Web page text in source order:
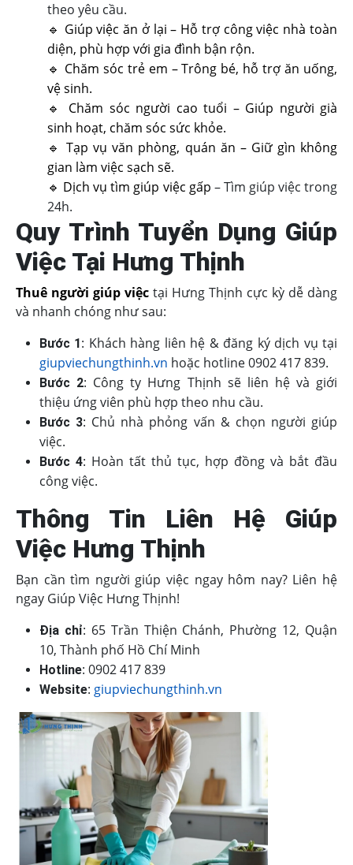
theo yêu cầu.
🔹 Giúp việc ăn ở lại – Hỗ trợ công việc nhà toàn
diện, phù hợp với gia đình bận rộn.
🔹 Chăm sóc trẻ em – Trông bé, hỗ trợ ăn uống,
vệ sinh.
🔹 Chăm sóc người cao tuổi – Giúp người già
sinh hoạt, chăm sóc sức khỏe.
🔹Tạp vụ văn phòng, quán ăn – Giữ gìn không
gian làm việc sạch sẽ.
🔹 Dịch vụ tìm giúp việc gấp – Tìm giúp việc trong
24h.
Quy Trình Tuyển Dụng Giúp
Việc Tại Hưng Thịnh
Thuê người giúp việc tại Hưng Thịnh cực kỳ dễ dàng
và nhanh chóng như sau:
Bước 1: Khách hàng liên hệ & đăng ký dịch vụ tại
giupviechungthinh.vn hoặc hotline 0902 417 839.
Bước 2: Công ty Hưng Thịnh sẽ liên hệ và giới
thiệu ứng viên phù hợp theo nhu cầu.
Bước 3: Chủ nhà phỏng vấn & chọn người giúp
việc.
Bước 4: Hoàn tất thủ tục, hợp đồng và bắt đầu
công việc.
Thông Tin Liên Hệ Giúp
Việc Hưng Thịnh
Bạn cần tìm người giúp việc ngay hôm nay? Liên hệ
ngay Giúp Việc Hưng Thịnh!
Địa chỉ: 65 Trần Thiện Chánh, Phường 12, Quận
10, Thành phố Hồ Chí Minh
Hotline: 0902 417 839
Website: giupviechungthinh.vn